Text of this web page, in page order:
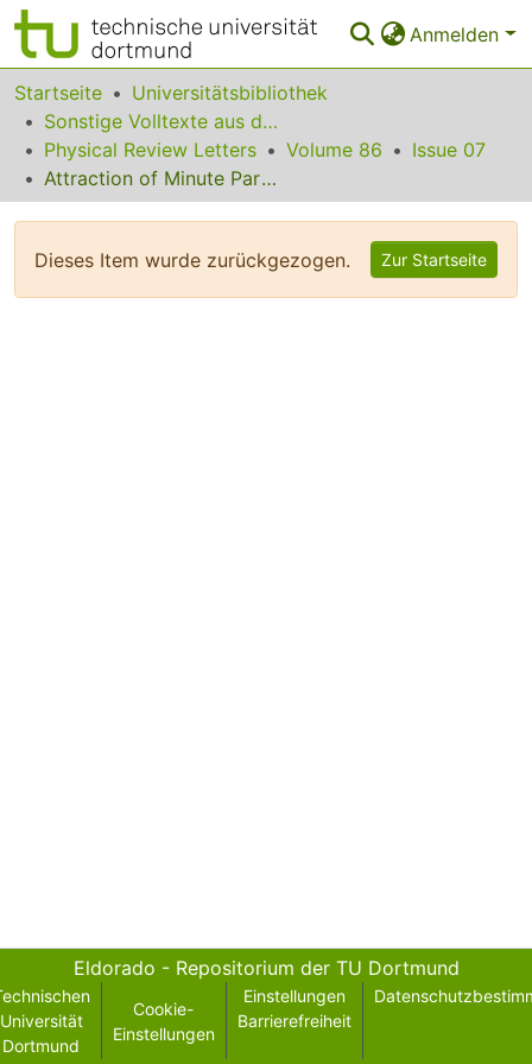
Anmelden
Bereiche & Sammlungen
Das gesamte Repositorium
Statistiken
Startseite
Universitätsbibliothek
Sonstige Volltexte aus dem Bibliotheksangebot
Physical Review Letters
Volume 86
Issue 07
Attraction of Minute Particles to Invariant Regions of Volume Preserving Flows by Transients
Dieses Item wurde zurückgezogen. Zur Startseite
Eldorado - Repositorium der TU Dortmund
Universität
Dortmund
Cookie-
Einstellungen
Einstellungen
Barrierefreiheit